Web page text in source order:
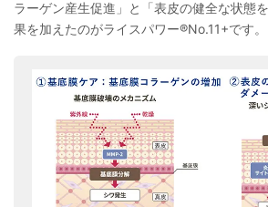
ラーゲン産生促進」と「表皮の健全な状態
果を加えたのがライスパワー®No.11+です。